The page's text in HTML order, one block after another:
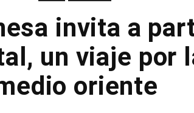
invita a
un viaje por
oriente